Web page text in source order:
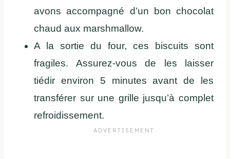
avons accompagné d’un bon chocolat
chaud aux marshmallow.
A la sortie du four, ces biscuits sont
fragiles. Assurez-vous de les laisser
tiédir environ 5 minutes avant de les
transférer sur une grille jusqu’à complet
refroidissement.